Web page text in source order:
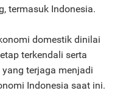
termasuk Indonesia.
domestik dinilai
terkendali serta
terjaga menjadi
Indonesia saat ini.